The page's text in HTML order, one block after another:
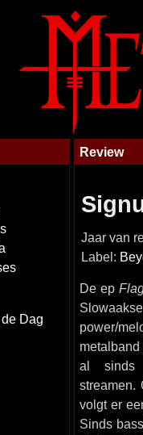
Dag
Review
Jaar van
Label:
De ep
Slowaakse
power/
al
streamen.
volgt er
Sinds